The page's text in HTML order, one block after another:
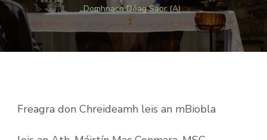
Domhnach Déag Saor (A)
Freagra don Chreideamh leis an mBiobla